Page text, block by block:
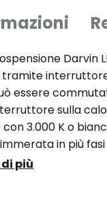
Darvin
essere
sulla
3.000 K o
in più
Il paralume
i LED.
più